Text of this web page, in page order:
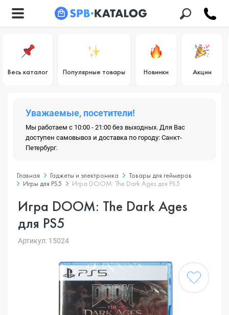
Весь каталог Популярные товары Новинки Акции
Уважаемые, посетители!
Мы работаем с 10:00 - 21:00 без выходных. Для Вас
доступен самовывоз и доставка по городу: Санкт-
Петербург.
Главная Гаджеты и электроника
Товары для геймеров
Игры для PS5
Игра DOOM: The Dark Ages для PS5
Игра DOOM: The Dark Ages
для PS5
Артикул: 15024